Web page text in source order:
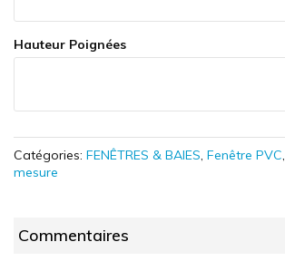
Hauteur Poignées
Catégories: FENÊTRES & BAIES, Fenêtre PVC,
mesure
Commentaires